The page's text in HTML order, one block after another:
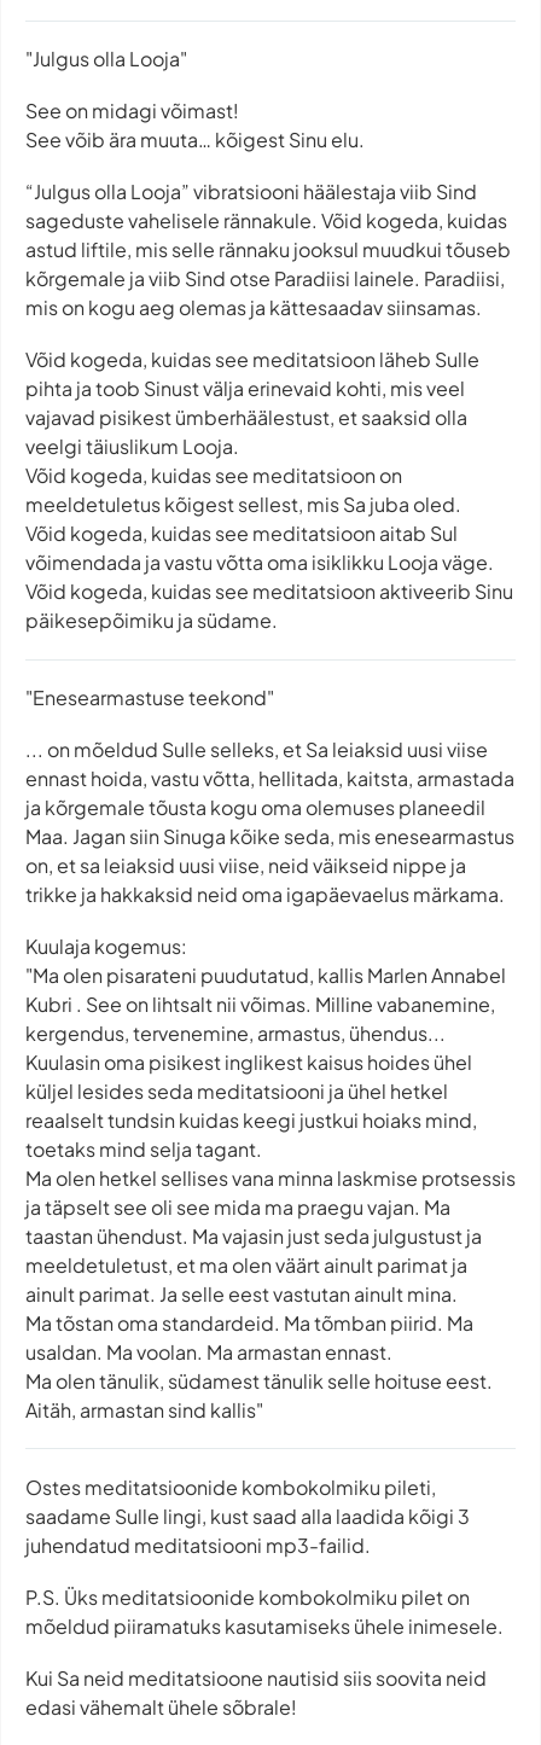
"Julgus olla Looja"
See on midagi võimast!
See võib ära muuta… kõigest Sinu elu.
“Julgus olla Looja” vibratsiooni häälestaja viib Sind
sageduste vahelisele rännakule. Võid kogeda, kuidas
astud liftile, mis selle rännaku jooksul muudkui tõuseb
kõrgemale ja viib Sind otse Paradiisi lainele. Paradiisi,
mis on kogu aeg olemas ja kättesaadav siinsamas.
Võid kogeda, kuidas see meditatsioon läheb Sulle
pihta ja toob Sinust välja erinevaid kohti, mis veel
vajavad pisikest ümberhäälestust, et saaksid olla
veelgi täiuslikum Looja.
Võid kogeda, kuidas see meditatsioon on
meeldetuletus kõigest sellest, mis Sa juba oled.
Võid kogeda, kuidas see meditatsioon aitab Sul
võimendada ja vastu võtta oma isiklikku Looja väge.
Võid kogeda, kuidas see meditatsioon aktiveerib Sinu
päikesepõimiku ja südame.
"Enesearmastuse teekond"
... on mõeldud Sulle selleks, et Sa leiaksid uusi viise
ennast hoida, vastu võtta, hellitada, kaitsta, armastada
ja kõrgemale tõusta kogu oma olemuses planeedil
Maa. Jagan siin Sinuga kõike seda, mis enesearmastus
on, et sa leiaksid uusi viise, neid väikseid nippe ja
trikke ja hakkaksid neid oma igapäevaelus märkama.
Kuulaja kogemus:
"Ma olen pisarateni puudutatud, kallis Marlen Annabel
Kubri . See on lihtsalt nii võimas. Milline vabanemine,
kergendus, tervenemine, armastus, ühendus...
Kuulasin oma pisikest inglikest kaisus hoides ühel
küljel lesides seda meditatsiooni ja ühel hetkel
reaalselt tundsin kuidas keegi justkui hoiaks mind,
toetaks mind selja tagant.
Ma olen hetkel sellises vana minna laskmise protsessis
ja täpselt see oli see mida ma praegu vajan. Ma
taastan ühendust. Ma vajasin just seda julgustust ja
meeldetuletust, et ma olen väärt ainult parimat ja
ainult parimat. Ja selle eest vastutan ainult mina.
Ma tõstan oma standardeid. Ma tõmban piirid. Ma
usaldan. Ma voolan. Ma armastan ennast.
Ma olen tänulik, südamest tänulik selle hoituse eest.
Aitäh, armastan sind kallis"
Ostes meditatsioonide kombokolmiku pileti,
saadame Sulle lingi, kust saad alla laadida kõigi 3
juhendatud meditatsiooni mp3-failid.
P.S. Üks meditatsioonide kombokolmiku pilet on
mõeldud piiramatuks kasutamiseks ühele inimesele.
Kui Sa neid meditatsioone nautisid siis soovita neid
edasi vähemalt ühele sõbrale!